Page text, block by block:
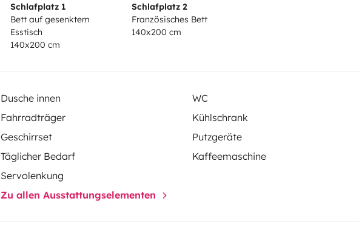
Schlafplatz 1
Bett auf gesenktem
Esstisch
140x200 cm
Schlafplatz 2
Französisches Bett
140x200 cm
Dusche innen
WC
Fahrradträger
Kühlschrank
Geschirrset
Putzgeräte
Täglicher Bedarf
Kaffeemaschine
Servolenkung
Zu allen Ausstattungselementen